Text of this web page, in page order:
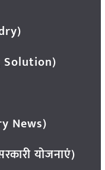
Solution)
News)
योजनाएं)